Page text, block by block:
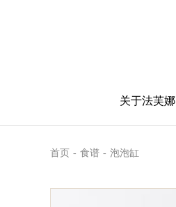
关于法芙娜
首页 - 食谱 - 泡泡缸